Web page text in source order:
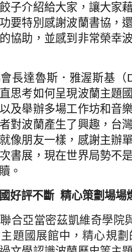
子介紹給大家，讓大家
要特別感謝波蘭書協，
協助，並感到非常榮幸
長達魯斯．雅渥斯基（
思考如何呈現波蘭主題
及舉辦多場工作坊和音
對波蘭產生了興趣，台
像朋友一樣，感謝主辦
書展，現在世界局勢不
。
好評不斷 精心策劃場場
合亞當密茲凱維奇學院
題國展館中，精心規